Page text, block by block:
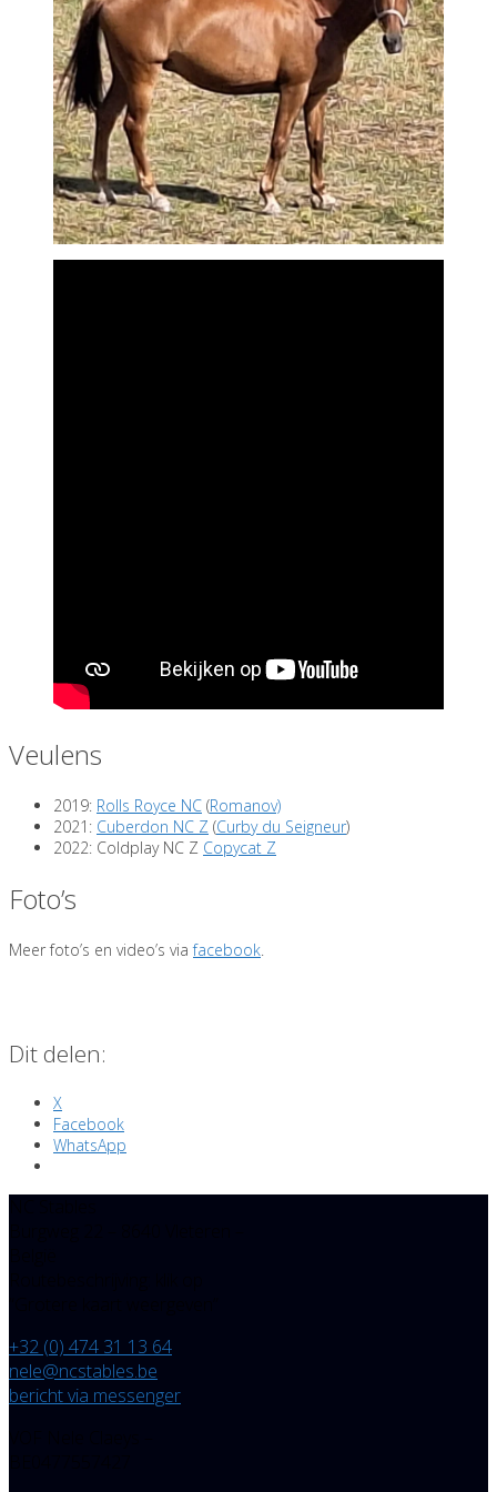
Veulens
2019: Rolls Royce NC (Romanov)
2021: Cuberdon NC Z (Curby du Seigneur)
2022: Coldplay NC Z Copycat Z
Foto’s
Meer foto’s en video’s viafacebook.
Dit delen:
X
Facebook
WhatsApp
+32 (0) 474 31 13 64
nele@ncstables.be
bericht via messenger